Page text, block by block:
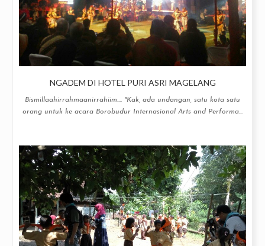
NGADEM DI HOTEL PURI ASRI MAGELANG
Bismillaahirrahmaanirrahiim.... "Kak, ada undangan, satu kota satu
orang untuk ke acara Borobudur Internasional Arts and Performa...